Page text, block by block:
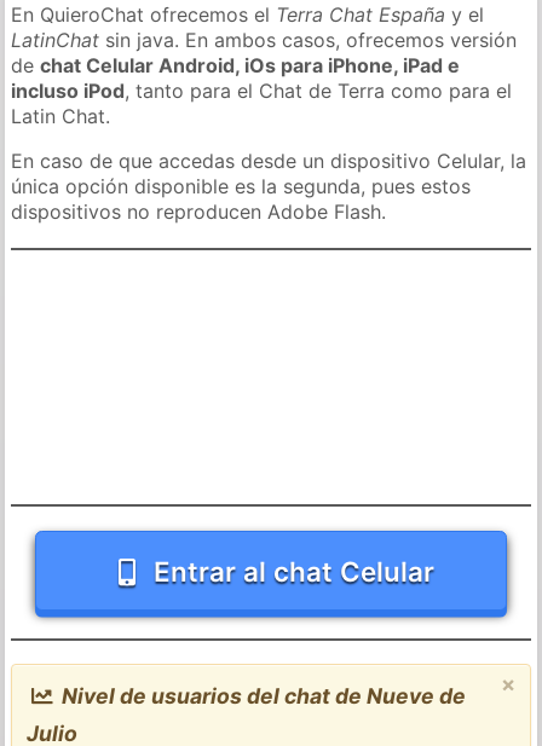
En QuieroChat ofrecemos el Terra Chat España y el
LatinChat sin java. En ambos casos, ofrecemos versión
dechat Celular Android, iOs para iPhone, iPad e
incluso iPod, tanto para el Chat de Terra como para el
Latin Chat.
En caso de que accedas desde un dispositivo Celular, la
única opción disponible es la segunda, pues estos
dispositivos no reproducen Adobe Flash.
Entrar al chat Celular
×
Nivel de usuarios del chat de Nueve de
Julio